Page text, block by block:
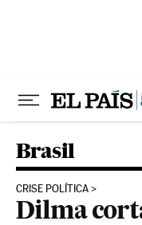
Brasil
CRISE POLÍTICA
Dilma